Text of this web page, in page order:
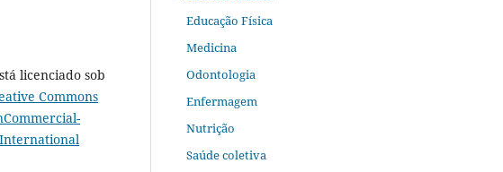
licenciado sob
Commons
Educação Física
Medicina
Odontologia
Enfermagem
Nutrição
Saúde coletiva